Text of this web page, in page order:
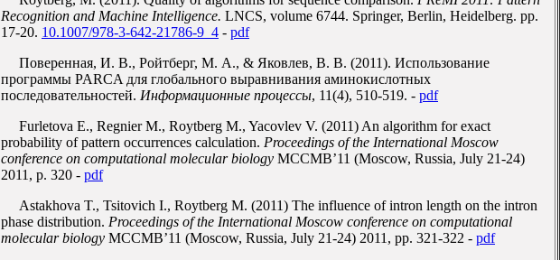
Recognition and Machine Intelligence. LNCS, volume 6744. Springer, Berlin, Heidelberg. pp.
17-20. 10.1007/978-3-642-21786-9_4 - pdf
Поверенная, И. В., Ройтберг, М. А., & Яковлев, В. В. (2011). Использование
программы PARCA для глобального выравнивания аминокислотных
последовательностей. Информационные процессы, 11(4), 510-519. - pdf
Furletova E., Regnier M., Roytberg M., Yacovlev V. (2011) An algorithm for exact
probability of pattern occurrences calculation. Proceedings of the International Moscow
conference on computational molecular biology MCCMB’11 (Moscow, Russia, July 21-24)
2011, p. 320 - pdf
Astakhova T., Tsitovich I., Roytberg M. (2011) The influence of intron length on the intron
phase distribution. Proceedings of the International Moscow conference on computational
molecular biology MCCMB’11 (Moscow, Russia, July 21-24) 2011, pp. 321-322 - pdf